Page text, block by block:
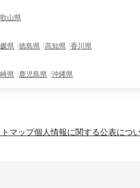
山県
県 徳島県 高知県 香川県
県 鹿児島県 沖縄県
マップ個人情報に関する公表につ